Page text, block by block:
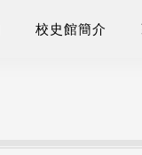
校史館簡介